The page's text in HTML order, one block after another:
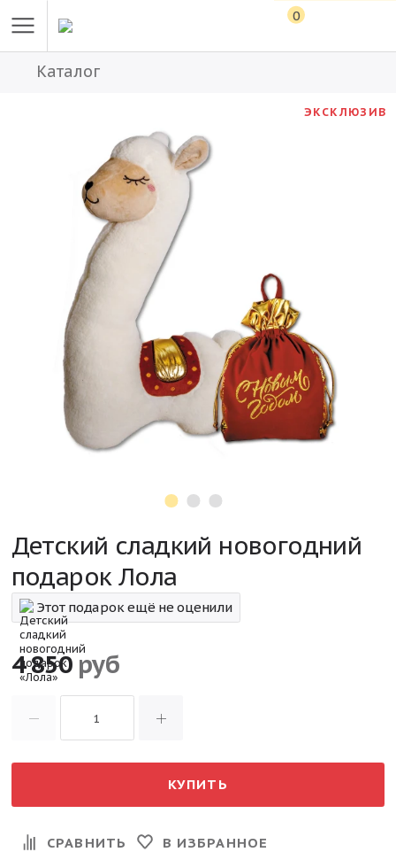
0
Каталог
ЭКСКЛЮЗИВ
Детский сладкий новогодний
подарок Лола
Этот подарок ещё не оценили
4 850 руб
КУПИТЬ
СРАВНИТЬ В ИЗБРАННОЕ